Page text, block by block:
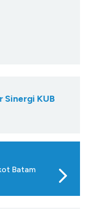
Sinergi KUB
Batam